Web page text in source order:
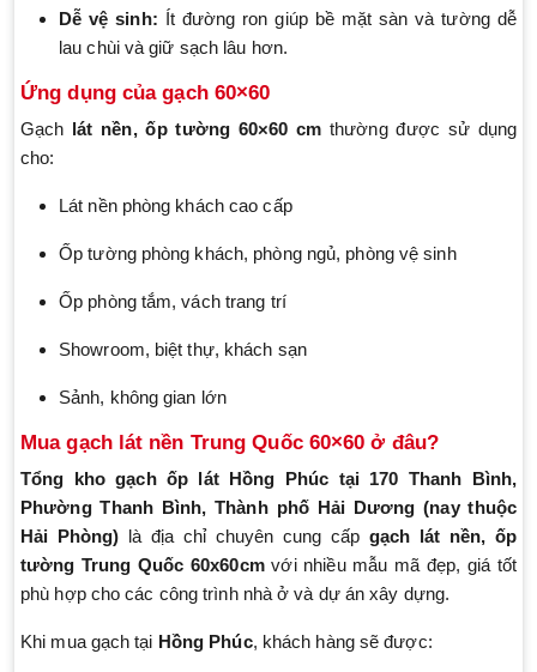
Dễ vệ sinh: Ít đường ron giúp bề mặt sàn và tường dễ
lau chùi và giữ sạch lâu hơn.
Ứng dụng của gạch 60×60
Gạch lát nền, ốp tường 60×60 cm thường được sử dụng
cho:
Lát nền phòng khách cao cấp
Ốp tường phòng khách, phòng ngủ, phòng vệ sinh
Ốp phòng tắm, vách trang trí
Showroom, biệt thự, khách sạn
Sảnh, không gian lớn
Mua gạch lát nền Trung Quốc 60×60 ở đâu?
Tổng kho gạch ốp lát Hồng Phúc tại 170 Thanh Bình,
Phường Thanh Bình, Thành phố Hải Dương (nay thuộc
Hải Phòng) là địa chỉ chuyên cung cấp gạch lát nền, ốp
tường Trung Quốc 60x60cmvới nhiều mẫu mã đẹp, giá tốt
phù hợp cho các công trình nhà ở và dự án xây dựng.
Khi mua gạch tại Hồng Phúc, khách hàng sẽ được: